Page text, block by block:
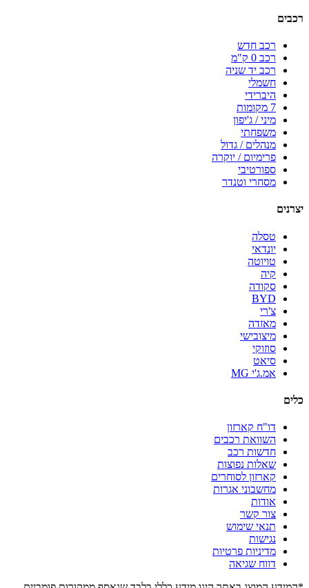
רכבים
רכב חדש
רכב 0 ק"מ
רכב יד שניה
חשמלי
היברידי
7 מקומות
מיני / ג'יפון
משפחתי
מנהלים / גדול
פרימיום / יוקרה
ספורטיבי
מסחרי וטנדר
יצרנים
טסלה
יונדאי
טויוטה
קיה
סקודה
BYD
צ'רי
מאזדה
מיצובישי
סוזוקי
סיאט
אמ.ג'י MG
כלים
דו"ח קארזון
השוואת רכבים
חדשות רכב
שאלות נפוצות
קארזון לסוחרים
מחשבוני אגרות
אודות
צור קשר
תנאי שימוש
נגישות
מדיניות פרטיות
דווח שגיאה